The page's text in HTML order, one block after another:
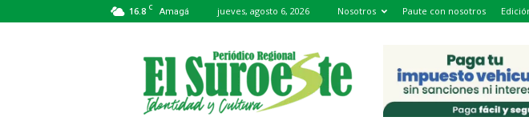
16.8 C Amagá jueves, agosto 6, 2026 Nosotros Paute con nosotros
Periódico
El
Suroeste